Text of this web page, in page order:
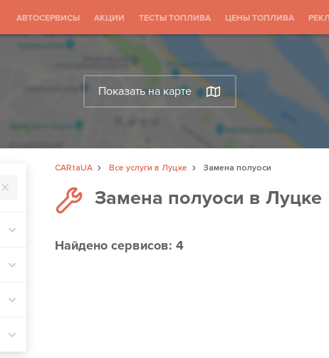
АВТОСЕРВИСЫ АКЦИИ ТЕСТЫ ТОПЛИВА ЦЕНЫ ТОПЛИВА
Показать на карте
CARtaUA Все услуги в Луцке
Замена полуоси
Замена полуоси в Луцке
Найденосервисов: 4